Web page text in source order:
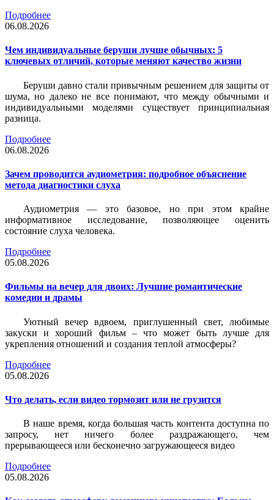
Подробнее
06.08.2026
Чем индивидуальные беруши лучше обычных: 5
ключевых отличий, которые меняют качество жизни
Беруши давно стали привычным решением для защиты от
шума, но далеко не все понимают, что между обычными и
индивидуальными моделями существует принципиальная
разница.
Подробнее
06.08.2026
Зачем проводится аудиометрия: подробное объяснение
метода диагностики слуха
Аудиометрия — это базовое, но при этом крайне
информативное исследование, позволяющее оценить
состояние слуха человека.
Подробнее
05.08.2026
Фильмы на вечер для двоих: Лучшие романтические
комедии и драмы
Уютный вечер вдвоем, приглушенный свет, любимые
закуски и хороший фильм – что может быть лучше для
укрепления отношений и создания теплой атмосферы?
Подробнее
05.08.2026
Что делать, если видео тормозит или не грузится
В наше время, когда большая часть контента доступна по
запросу, нет ничего более раздражающего, чем
прерывающееся или бесконечно загружающееся видео
Подробнее
05.08.2026